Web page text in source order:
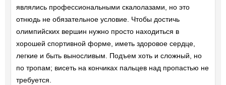
являлись профессиональными скалолазами, но это
отнюдь не обязательное условие. Чтобы достичь
олимпийских вершин нужно просто находиться в
хорошей спортивной форме, иметь здоровое сердце,
легкие и быть выносливым. Подъем хоть и сложный, но
по тропам; висеть на кончиках пальцев над пропастью не
требуется.